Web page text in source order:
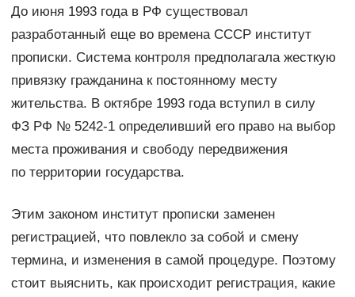
До июня 1993 года в РФ существовал
разработанный еще во времена СССР институт
прописки. Система контроля предполагала жесткую
привязку гражданина к постоянному месту
жительства. В октябре 1993 года вступил в силу
ФЗ РФ № 5242-1 определивший его право на выбор
места проживания и свободу передвижения
по территории государства.
Этим законом институт прописки заменен
регистрацией, что повлекло за собой и смену
термина, и изменения в самой процедуре. Поэтому
стоит выяснить, как происходит регистрация, какие